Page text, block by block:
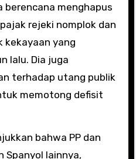
berencana menghapus
rejeki nomplok dan
kekayaan yang
lalu. Dia juga
terhadap utang publik
memotong defisit
bahwa PP dan
Spanyol lainnya,